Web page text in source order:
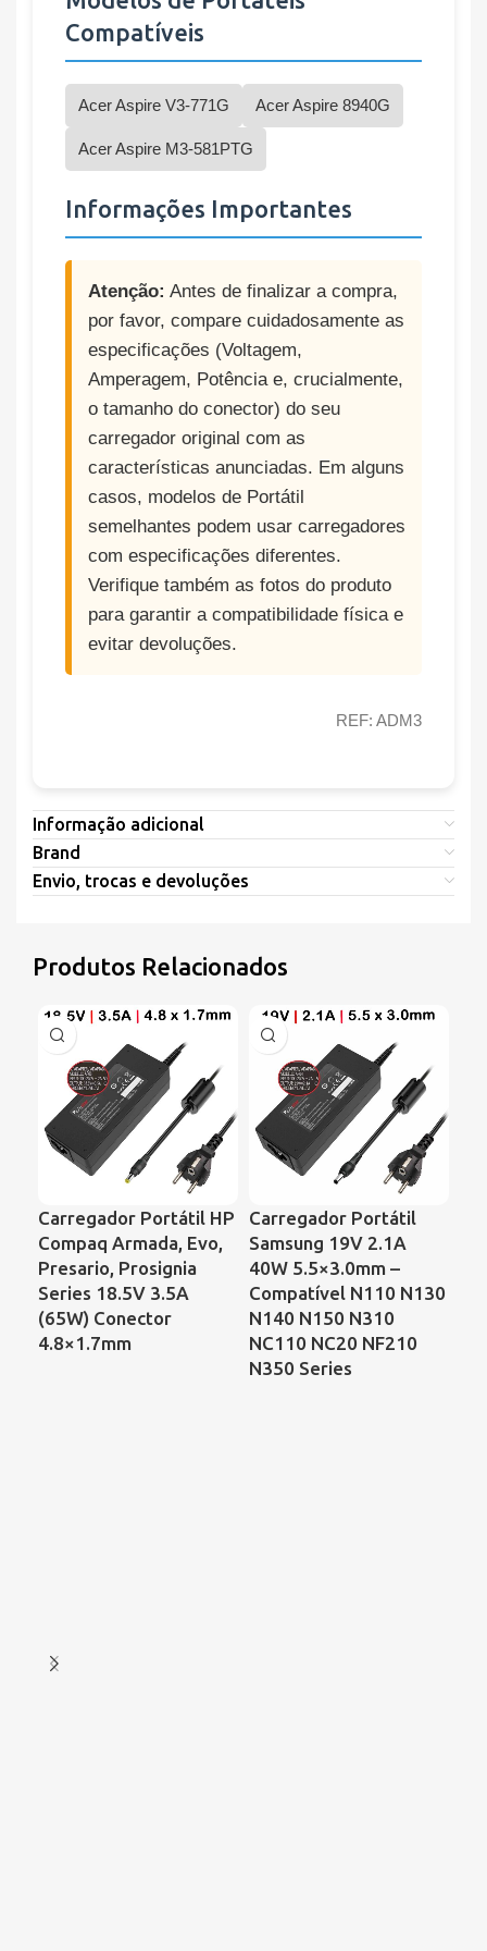
Compatíveis
Acer Aspire V3-771G Acer Aspire 8940G
Acer Aspire M3-581PTG
Informações Importantes
Atenção: Antes de finalizar a compra,
por favor, compare cuidadosamente as
especificações (Voltagem,
Amperagem, Potência e, crucialmente,
o tamanho do conector) do seu
carregador original com as
características anunciadas. Em alguns
casos, modelos de Portátil
semelhantes podem usar carregadores
com especificações diferentes.
Verifique também as fotos do produto
para garantir a compatibilidade física e
evitar devoluções.
REF: ADM3
Informação adicional
Brand
Envio, trocas e devoluções
Produtos Relacionados
Carregador Portátil HP
Compaq Armada, Evo,
Presario, Prosignia
Series 18.5V 3.5A
(65W) Conector
4.8×1.7mm
Carregador Portátil
Samsung 19V 2.1A
40W 5.5×3.0mm –
Compatível N110 N130
N140 N150 N310
NC110 NC20 NF210
N350 Series